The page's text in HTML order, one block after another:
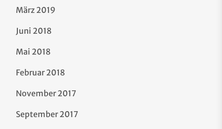
März 2019
Juni 2018
Mai 2018
Februar 2018
November 2017
September 2017